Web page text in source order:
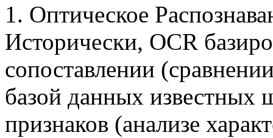
1. Оптическое
Исторически, OCR
сопоставлении
базой данных
признаков (анализе